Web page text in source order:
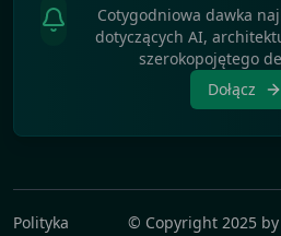
Cotygodniowa dawka
dotyczących AI,
szerokopojętego
Dołącz
Polityka
© Copyright2025 by